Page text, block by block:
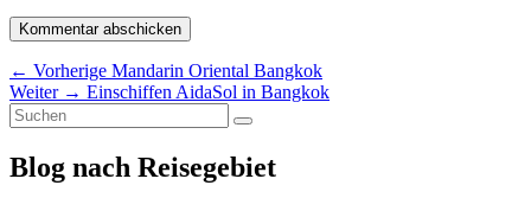
Beitragsnavigation
← Vorherige Vorheriger
Beitrag:
Mandarin Oriental Bangkok
Weiter → Nächster
Einschiffen AidaSol in Bangkok
Primärer
Seitenleisten-
Widgetbereich
Suchen
nach:
Suchen
Blog nach Reisegebiet